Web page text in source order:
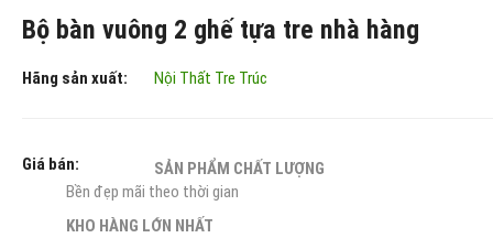
Bộ bàn vuông 2 ghế tựa tre nhà hàng
Hãng sản xuất: Nội Thất Tre Trúc
Giá bán:
SẢN PHẨM CHẤT LƯỢNG
Bền đẹp mãi theo thời gian
KHO HÀNG LỚN NHẤT